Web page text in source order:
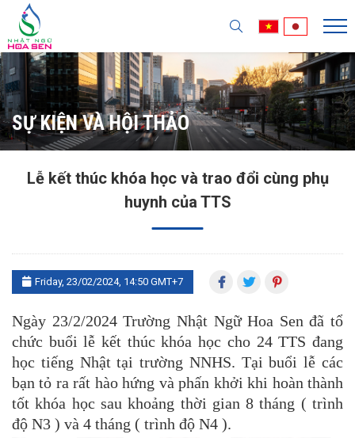
SỰ KIỆN VÀ HỘI THẢO
Lễ kết thúc khóa học và trao đổi cùng phụ
huynh của TTS
Friday, 23/02/2024, 14:50 GMT+7
Ngày 23/2/2024 Trường Nhật Ngữ Hoa Sen đã tổ
chức buổi lễ kết thúc khóa học cho 24 TTS đang
học tiếng Nhật tại trường NNHS. Tại buổi lễ các
bạn tỏ ra rất hào hứng và phấn khởi khi hoàn thành
tốt khóa học sau khoảng thời gian 8 tháng ( trình
độ N3 ) và 4 tháng ( trình độ N4 ).